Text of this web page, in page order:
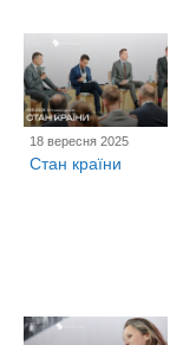
18 вересня 2025
Стан країни